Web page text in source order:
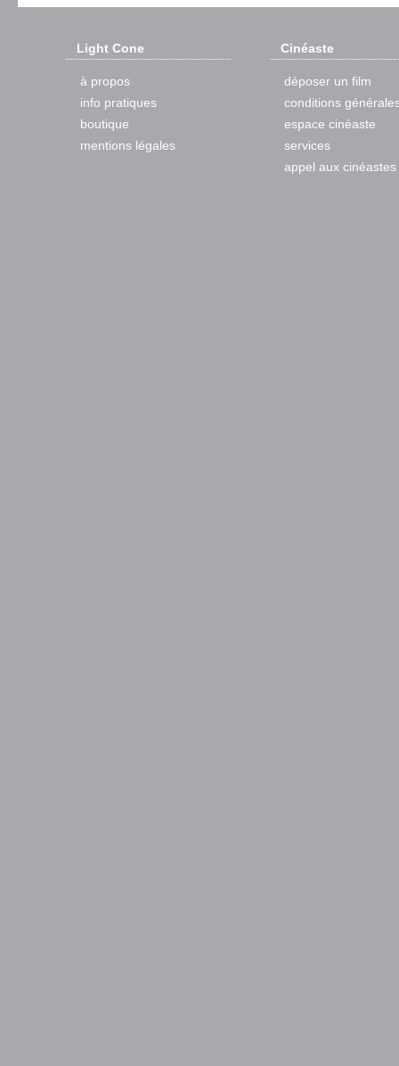
Light Cone
à propos
info pratiques
boutique
mentions légales
Cinéaste
déposer un film
conditions
espace cinéaste
services
appel aux cinéastes